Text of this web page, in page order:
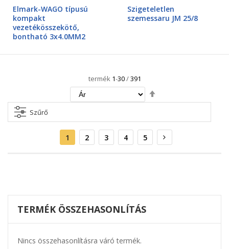
Elmark-WAGO típusú
kompakt
vezetékösszekötő,
bontható 3x4.0MM2
Szigeteletlen
szemessaru JM 25/8
termék 1-30/391
irány
Szűrő
Oldal
Aktuális
oldal
1 Oldal
2 Oldal
3 Oldal
4 Oldal
5 Oldal
Következő
TERMÉK ÖSSZEHASONLÍTÁS
Nincs összehasonlításra váró termék.